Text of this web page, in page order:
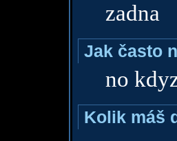
zadna
Jak často
no
Kolik máš